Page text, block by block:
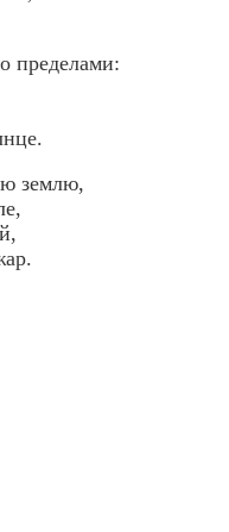
пределами:
землю,